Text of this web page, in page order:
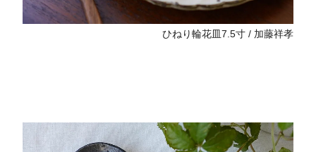
ひねり輪花皿7.5寸 / 加藤祥孝